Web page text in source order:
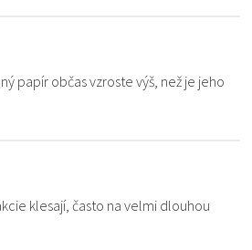
papír občas vzroste výš, než je jeho
klesají, často na velmi dlouhou